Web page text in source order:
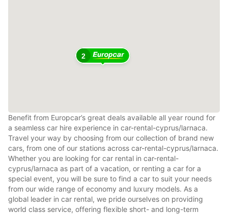
2
Benefit from Europcar’s great deals available all year round for
a seamless car hire experience in car-rental-cyprus/larnaca.
Travel your way by choosing from our collection of brand new
cars, from one of our stations across car-rental-cyprus/larnaca.
Whether you are looking for car rental in car-rental-
cyprus/larnaca as part of a vacation, or renting a car for a
special event, you will be sure to find a car to suit your needs
from our wide range of economy and luxury models. As a
global leader in car rental, we pride ourselves on providing
world class service, offering flexible short- and long-term